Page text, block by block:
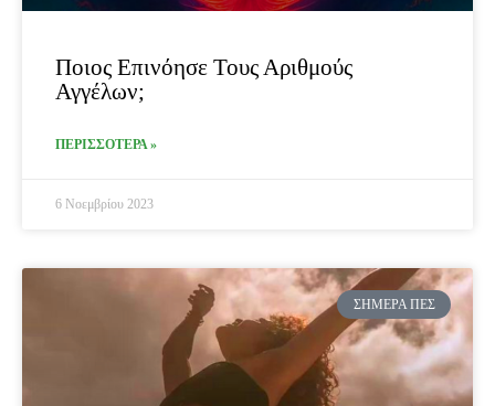
Ποιος Επινόησε Τους Αριθμούς
Αγγέλων;
ΠΕΡΙΣΣΟΤΕΡΑ »
6 Νοεμβρίου 2023
ΣΉΜΕΡΑ ΠΕΣ